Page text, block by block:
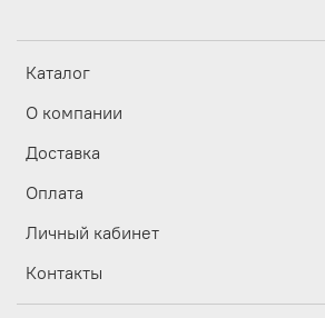
Каталог
О компании
Доставка
Оплата
Личный кабинет
Контакты